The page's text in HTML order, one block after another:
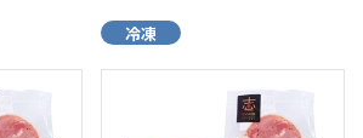
冷凍